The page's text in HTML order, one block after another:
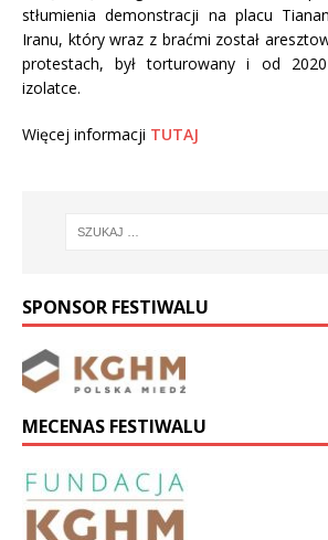
stłumienia demonstracji na placu
Iranu, który wraz z braćmi został
protestach, był torturowany i od
izolatce.
Więcej informacji TUTAJ
SPONSOR FESTIWALU
MECENAS FESTIWALU